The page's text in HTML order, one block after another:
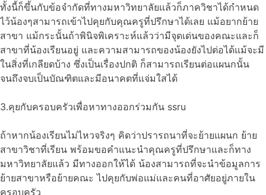
ทั้งนี้ก็ขึ้นกับข้อจำกัดที่ทางมหาวิทยาลัยแล้วก็ภาควิชาได้กำหนด
ไว้น้องๆสามารถเข้าไปคุยกับคุณครูที่ปรึกษาได้เลย แม้อยากย้าย
สาขา แม้กระนั้นถ้าพินิจพิเคราะห์แล้วว่ามีจุดเด่นของคณะและก็
สาขาที่น้องเรียนอยู่ และความสามารถของน้องยังไปต่อได้แม้จะมี
ในสิ่งที่เกลียดบ้าง ซึ่งเป็นเรื่องปกติ ก็สามารถเรียนต่อแผนกนั้น
จนถึงจบเป็นบัณฑิตและมีอนาคตที่แจ่มใสได้
3.คุยกับครอบครัวเพื่อหาทางออกร่วมกัน ssru
ถ้าหากน้องเรียนไม่ไหวจริงๆ คิดว่าปรารถนาที่จะย้ายแผนก ย้าย
สาขาวิชาที่เรียน พร้อมขอคำแนะนำคุณครูที่ปรึกษาและก็ทาง
มหาวิทยาลัยแล้ว มีทางออกให้ได้ น้องสามารถที่จะนำข้อมูลการ
ย้ายสาขาหรือย้ายคณะ ไปคุยกับพ่อแม่และคนที่อาศัยอยู่ภายใน
ครอบครัว